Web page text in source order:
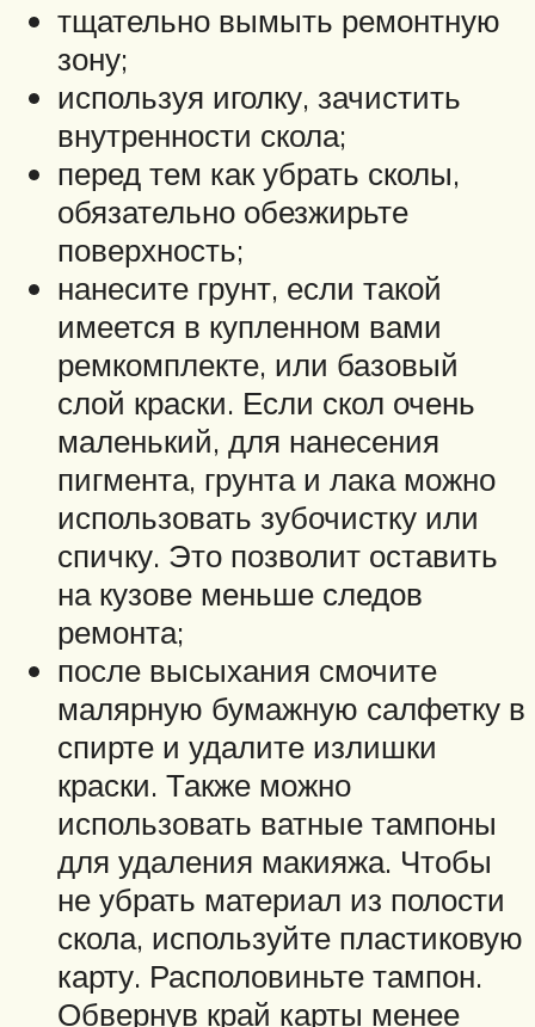
тщательно вымыть ремонтную
зону;
используя иголку, зачистить
внутренности скола;
перед тем как убрать сколы,
обязательно обезжирьте
поверхность;
нанесите грунт, если такой
имеется в купленном вами
ремкомплекте, или базовый
слой краски. Если скол очень
маленький, для нанесения
пигмента, грунта и лака можно
использовать зубочистку или
спичку. Это позволит оставить
на кузове меньше следов
ремонта;
после высыхания смочите
малярную бумажную салфетку в
спирте и удалите излишки
краски. Также можно
использовать ватные тампоны
для удаления макияжа. Чтобы
не убрать материал из полости
скола, используйте пластиковую
карту. Располовиньте тампон.
Обвернув край карты менее